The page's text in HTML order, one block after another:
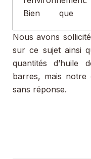
Bien que
Nous avons
sur ce sujet ainsi
quantités d’huile
barres, mais notre
sans réponse.